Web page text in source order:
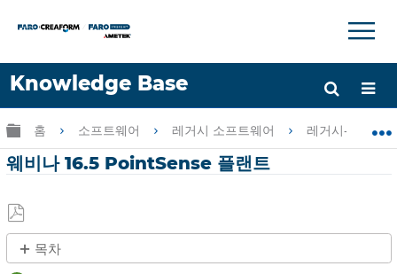
Knowledge Base
언어
도움 받기 로그인
×
글로벌 계층 확장/축소
홈 소프트웨어 레거시 소프트웨어 레거시-
웨비나 16.5 PointSense 플랜트
PDF
로
목차
제